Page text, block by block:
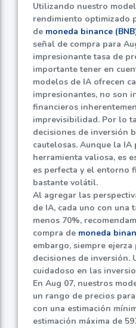
Utilizando nuestro
rendimiento optimizado
de moneda binance
señal de compra para
impresionante tasa de
importante tener en
modelos de IA ofrecen
impresionantes, no son
financieros
imprevisibilidad. Por lo
decisiones de inversión
cautelosas. Aunque la IA
herramienta valiosa, es
es perfecta y el entorno
bastante volátil.
Al agregar las
de IA, cada uno con una
menos 70%,
compra de moneda
embargo, siempre
decisiones de inversión.
cuidadoso en las
En Aug 07, nuestros
un rango de precios para
con una estimación
estimación máxima de